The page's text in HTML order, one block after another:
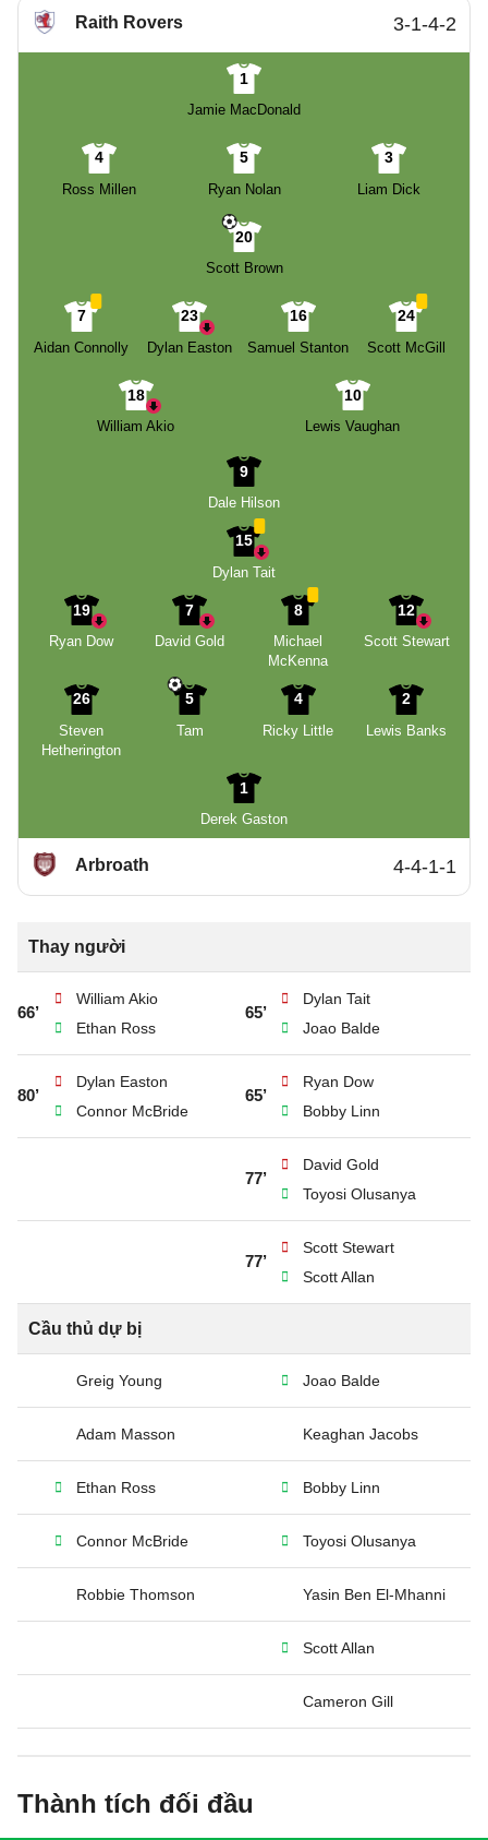
Raith Rovers 3-1-4-2
1
Jamie MacDonald
4
Ross Millen
5
Ryan Nolan
3
Liam Dick
20
Scott Brown
7
Aidan Connolly
23
Dylan Easton
16
Samuel Stanton
24
Scott McGill
18
William Akio
10
Lewis Vaughan
9
Dale Hilson
15
Dylan Tait
19
Ryan Dow
7
David Gold
8
Michael
McKenna
12
Scott Stewart
26
Steven
Hetherington
5
Tam
4
Ricky Little
2
Lewis Banks
1
Derek Gaston
Arbroath 4-4-1-1
Thay người
66’
William Akio
Ethan Ross
65’
Dylan Tait
Joao Balde
80’
Dylan Easton
Connor McBride
65’
Ryan Dow
Bobby Linn
77’
David Gold
Toyosi Olusanya
77’
Scott Stewart
Scott Allan
Cầu thủ dự bị
Greig Young Joao Balde
Adam Masson Keaghan Jacobs
Ethan Ross Bobby Linn
Connor McBride Toyosi Olusanya
Robbie Thomson Yasin Ben El-Mhanni
Scott Allan
Cameron Gill
Thành tích đối đầu